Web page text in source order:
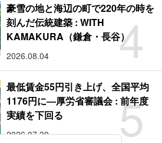
4
豪雪の地と海辺の町で220年の時を
刻んだ伝統建築 : WITH
KAMAKURA（鎌倉・長谷）
2026.08.04
5
最低賃金55円引き上げ、全国平均
1176円に―厚労省審議会 : 前年度
実績を下回る
2026.07.30